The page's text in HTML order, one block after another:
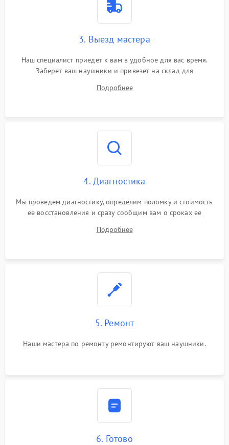
3. Выезд мастера
Наш специалист приедет к вам в удобное для вас время.
Заберет ваш наушники и привезет на склад для
Подробнее
4. Диагностика
Мы проведем диагностику, определим поломку и стоимость
ее восстановления и сразу сообщим вам о сроках ее
Подробнее
5. Ремонт
Наши мастера по ремонту ремонтируют ваш наушники.
6. Готово